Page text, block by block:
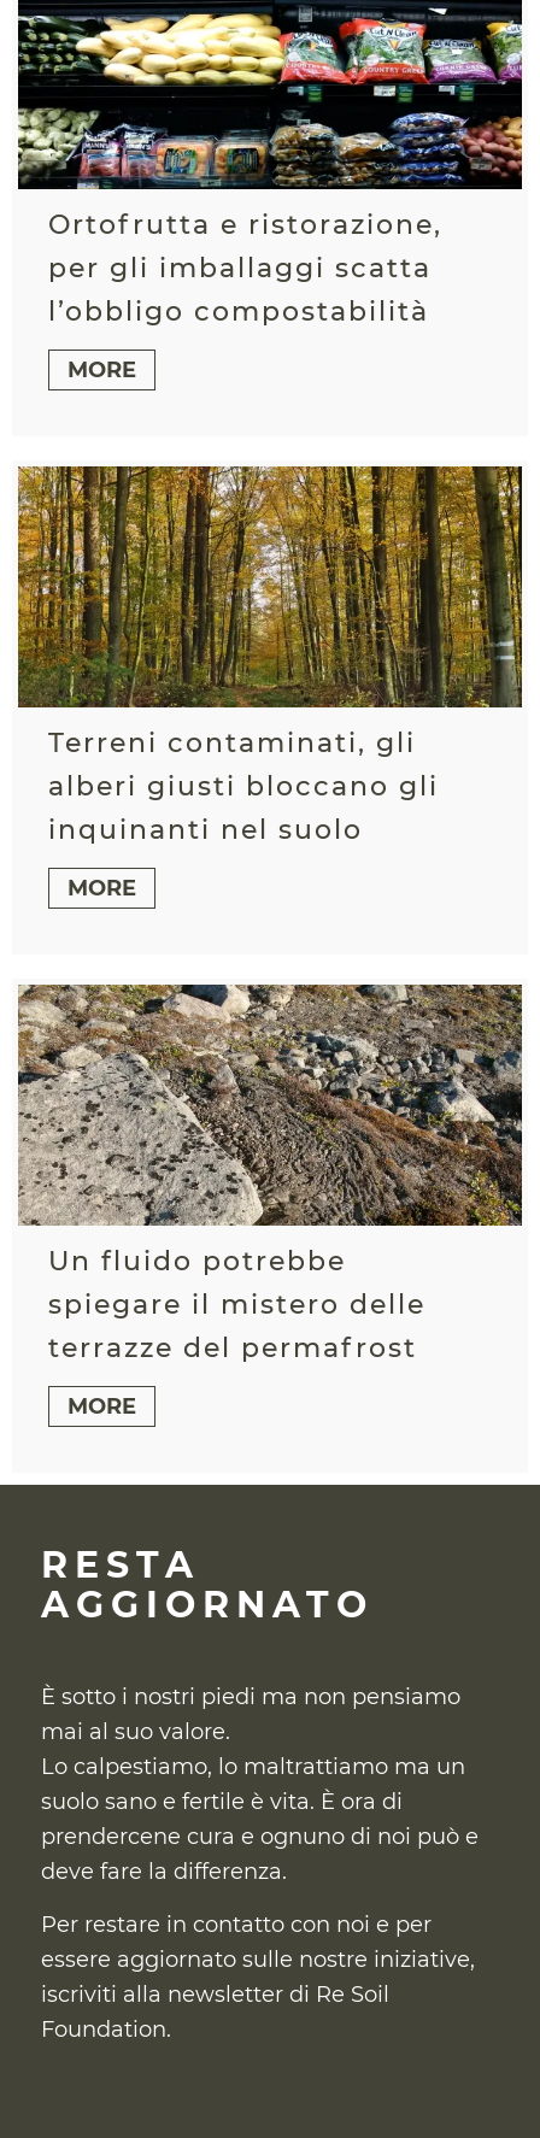
Ortofrutta e ristorazione,
per gli imballaggi scatta
l’obbligo compostabilità
MORE
Terreni contaminati, gli
alberi giusti bloccano gli
inquinanti nel suolo
MORE
Un fluido potrebbe
spiegare il mistero delle
terrazze del permafrost
MORE
RESTA
AGGIORNATO
È sotto i nostri piedi ma non pensiamo
mai al suo valore.
Lo calpestiamo, lo maltrattiamo ma un
suolo sano e fertile è vita. È ora di
prendercene cura e ognuno di noi può e
deve fare la differenza.
Per restare in contatto con noi e per
essere aggiornato sulle nostre iniziative,
iscriviti alla newsletter di Re Soil
Foundation.